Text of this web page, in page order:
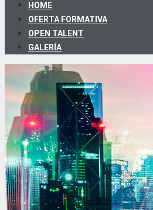
HOME
OFERTA FORMATIVA
OPEN TALENT
GALERÍA